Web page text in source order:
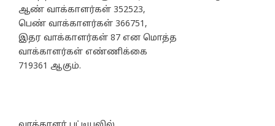
ஆண் வாக்காளர்கள் 352523,
பெண் வாக்காளர்கள் 366751,
இதர வாக்காளர்கள் 87 என மொத்த
வாக்காளர்கள் எண்ணிக்கை
719361 ஆகும்.